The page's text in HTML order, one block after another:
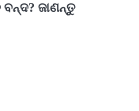
ବନ୍ଦ? ଜାଣନ୍ତୁ